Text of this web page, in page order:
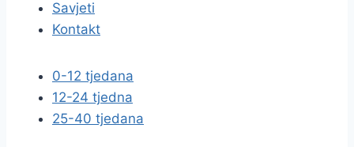
Savjeti
Kontakt
0-12 tjedana
12-24 tjedna
25-40 tjedana